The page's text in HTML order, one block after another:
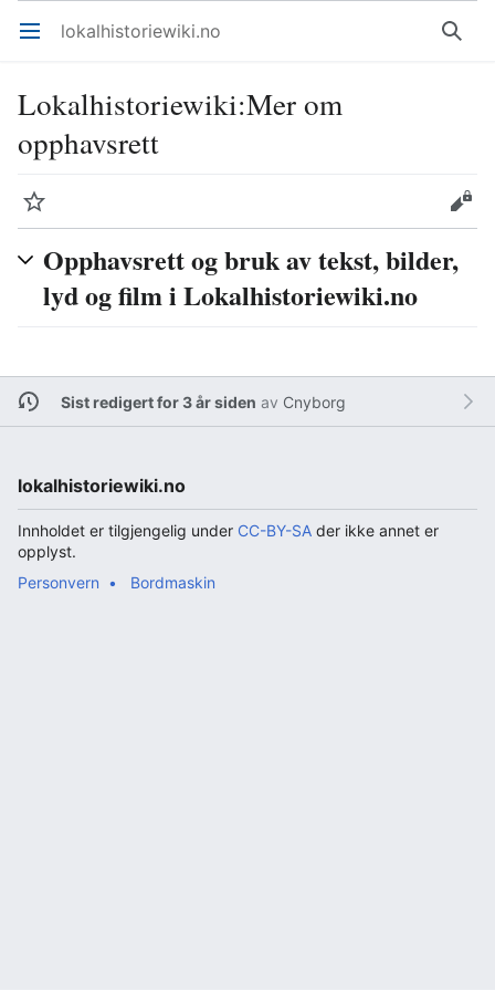
Åpne hovedmenyen lokalhistoriewiki.no Søk
Lokalhistoriewiki:Mer om
opphavsrett
Overvåk Rediger
Opphavsrett og bruk av tekst, bilder,
lyd og film i Lokalhistoriewiki.no
Sist redigert for 3 år siden av Cnyborg
lokalhistoriewiki.no
Innholdet er tilgjengelig under CC-BY-SA der ikke annet er
opplyst.
Personvern
Bordmaskin